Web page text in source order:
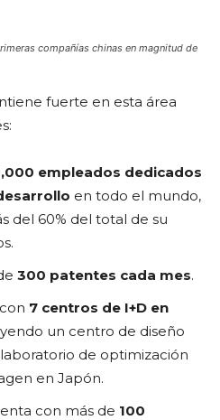
compañías chinas en magnitud de
fuerte en esta área
empleados dedicados
en todo el mundo,
del 60% del total de su
300 patentes cada mes.
7 centros de I+D en
un centro de diseño
de optimización
en Japón.
con más de 100